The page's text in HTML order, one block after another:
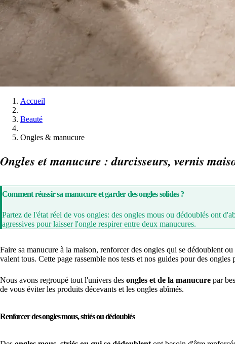
Accueil
Beauté
Ongles & manucure
Ongles et manucure : durcisseurs, vernis
Comment réussir sa manucure et garder des ongles solides ?
Partez de l'état réel de vos ongles: des ongles mous ou dédoublés ont
agressives pour laisser l'ongle respirer entre deux manucures.
Faire sa manucure à la maison, renforcer des ongles qui se dédoublent
valent tous. Cette page rassemble nos tests et nos guides pour des ongles
Nous avons regroupé tout l'univers des ongles et de la manucure par
de vous éviter les produits décevants et les ongles abîmés.
Renforcer des ongles mous, striés ou dédoublés